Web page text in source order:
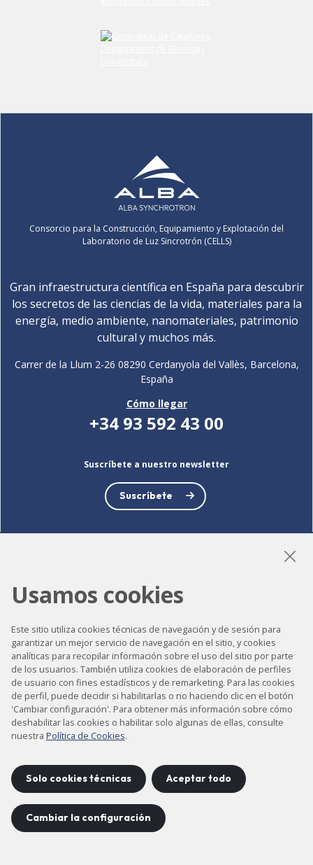
Consorcio para la Construcción, Equipamiento y Explotación del
Laboratorio de Luz Sincrotrón (CELLS)
Gran infraestructura científica en España para descubrir
los secretos de las ciencias de la vida, materiales para la
energía, medio ambiente, nanomateriales, patrimonio
cultural y muchos más.
Carrer de la Llum 2-26 08290 Cerdanyola del Vallès, Barcelona,
España
Cómo llegar
+34 93 592 43 00
Suscríbete a nuestro newsletter
Suscríbete
Accesibilidad
Contacto
Aviso legal
Política de privacidad
Política de cookies
© 2026CELLS
Usamos cookies
Este sitio utiliza cookies técnicas de navegación y de sesión para
garantizar un mejor servicio de navegación en el sitio, y cookies
analíticas para recopilar información sobre el uso del sitio por parte
de los usuarios. También utiliza cookies de elaboración de perfiles
de usuario con fines estadísticos y de remarketing. Para las cookies
de perfil, puede decidir si habilitarlas o no haciendo clic en el botón
'Cambiar configuración'. Para obtener más información sobre cómo
deshabilitar las cookies o habilitar solo algunas de ellas, consulte
nuestra Política de Cookies.
Solo cookies técnicas Aceptar todo
Cambiar la configuración